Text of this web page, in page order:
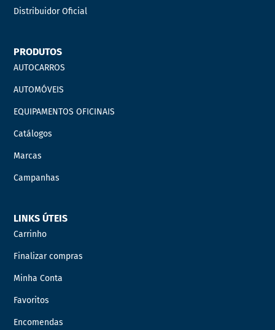
Distribuidor Oficial
PRODUTOS
AUTOCARROS
AUTOMÓVEIS
EQUIPAMENTOS OFICINAIS
Catálogos
Marcas
Campanhas
LINKS ÚTEIS
Carrinho
Finalizar compras
Minha Conta
Favoritos
Encomendas